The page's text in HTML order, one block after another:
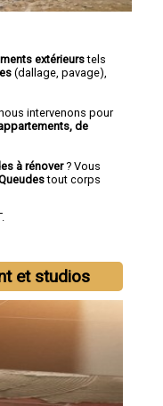
extérieurstels
(dallage, pavage),
intervenons pour
de
à rénover? Vous
tout corps
et studios